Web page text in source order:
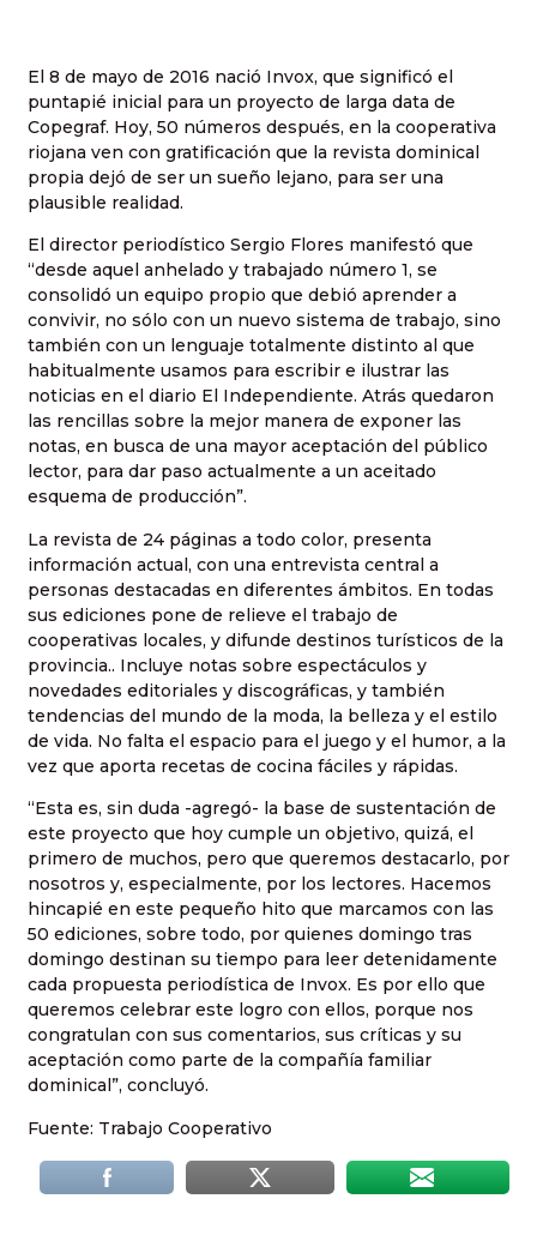
El 8 de mayo de 2016 nació Invox, que significó el
puntapié inicial para un proyecto de larga data de
Copegraf. Hoy, 50 números después, en la cooperativa
riojana ven con gratificación que la revista dominical
propia dejó de ser un sueño lejano, para ser una
plausible realidad.
El director periodístico Sergio Flores manifestó que
“desde aquel anhelado y trabajado número 1, se
consolidó un equipo propio que debió aprender a
convivir, no sólo con un nuevo sistema de trabajo, sino
también con un lenguaje totalmente distinto al que
habitualmente usamos para escribir e ilustrar las
noticias en el diario El Independiente. Atrás quedaron
las rencillas sobre la mejor manera de exponer las
notas, en busca de una mayor aceptación del público
lector, para dar paso actualmente a un aceitado
esquema de producción”.
La revista de 24 páginas a todo color, presenta
información actual, con una entrevista central a
personas destacadas en diferentes ámbitos. En todas
sus ediciones pone de relieve el trabajo de
cooperativas locales, y difunde destinos turísticos de la
provincia.. Incluye notas sobre espectáculos y
novedades editoriales y discográficas, y también
tendencias del mundo de la moda, la belleza y el estilo
de vida. No falta el espacio para el juego y el humor, a la
vez que aporta recetas de cocina fáciles y rápidas.
“Esta es, sin duda -agregó- la base de sustentación de
este proyecto que hoy cumple un objetivo, quizá, el
primero de muchos, pero que queremos destacarlo, por
nosotros y, especialmente, por los lectores. Hacemos
hincapié en este pequeño hito que marcamos con las
50 ediciones, sobre todo, por quienes domingo tras
domingo destinan su tiempo para leer detenidamente
cada propuesta periodística de Invox. Es por ello que
queremos celebrar este logro con ellos, porque nos
congratulan con sus comentarios, sus críticas y su
aceptación como parte de la compañía familiar
dominical”, concluyó.
Fuente: Trabajo Cooperativo